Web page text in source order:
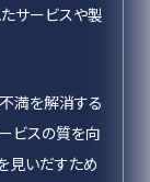
サービスや製
満を解消する
ビスの質を向
見いだすため